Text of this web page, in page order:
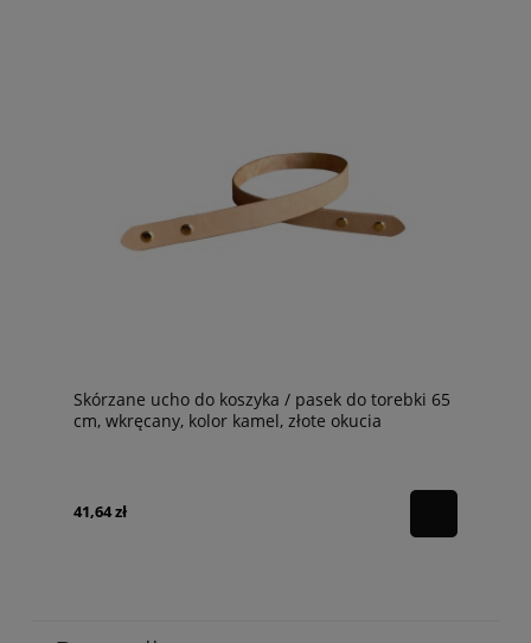
Skórzane ucho do koszyka / pasek do torebki 65
cm, wkręcany, kolor kamel, złote okucia
41,64 zł